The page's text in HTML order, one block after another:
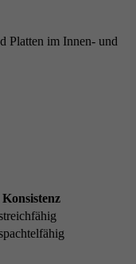
Platten im Innen- und
Konsistenz